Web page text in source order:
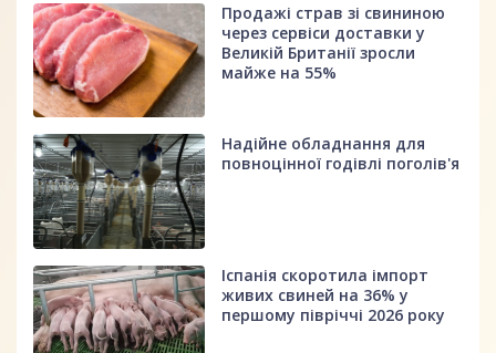
Продажі страв зі свининою
через сервіси доставки у
Великій Британії зросли
майже на 55%
Надійне обладнання для
повноцінної годівлі поголів'я
Іспанія скоротила імпорт
живих свиней на 36% у
першому півріччі 2026 року